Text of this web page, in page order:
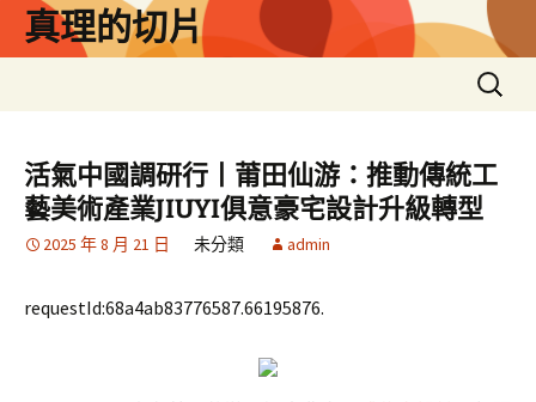
真理的切片
搜
尋
鍵
字:
活氣中國調研行丨莆田仙游：推動傳統工
藝美術產業JIUYI俱意豪宅設計升級轉型
2025 年 8 月 21 日 未分類 admin
requestId:68a4ab83776587.66195876.